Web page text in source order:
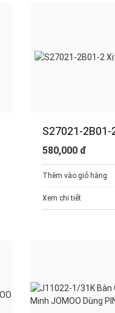
S27021-2B01-
JOMOO
580,000 đ
Thêm vào giỏ hàng
Xem chi tiết